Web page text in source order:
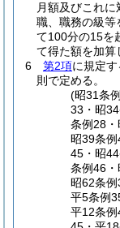
月額及びこれ
職、職務の級等
て100分の15を
て得た額を加算
6
第2項に規定
則で定める。
(昭31条
33・昭
条例28・
昭39条
45・昭
条例46・
昭62条
平5条例
平12条